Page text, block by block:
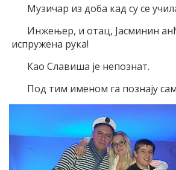
Музичар из доба кад су се
Инжењер, и отац, Јасминин
испружена рука!
Као Славиша је непознат.
Под тим именом га познају